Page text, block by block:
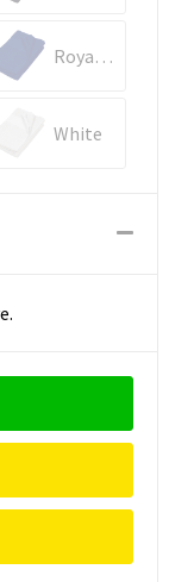
Royal Blue
White